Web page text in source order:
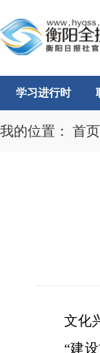
学习进行时
我的位置： 首页
文化
“建